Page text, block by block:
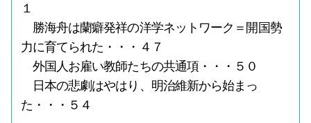
１
勝海舟は蘭癖発祥の洋学ネットワーク＝開国勢
力に育てられた・・・４７
外国人お雇い教師たちの共通項・・・５０
日本の悲劇はやはり、明治維新から始まっ
た・・・５４